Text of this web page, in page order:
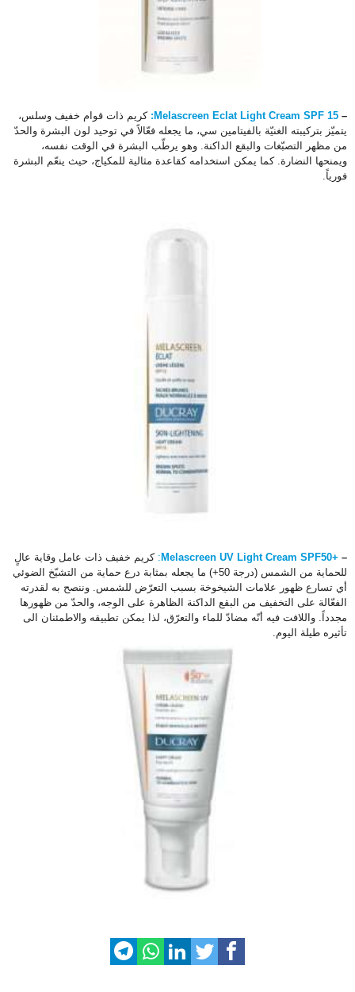
–
كريم ذات قوام خفيف وسلس،
يتميّز بتركيبته الغنيّة بالفيتامين سي، ما يجعله فعّالاً في توحيد لون البشرة والحدّ
من مظهر التصبّغات والبقع الداكنة. وهو يرطّب البشرة في الوقت نفسه،
ويمنحها النضارة. كما يمكن استخدامه كقاعدة مثالية للمكياج، حيث ينعّم البشرة
فورياً.
–
+
Melascreen UV Light Cream SPF50
: كريم خفيف ذات عامل وقاية عالٍ
للحماية من الشمس (درجة 50+) ما يجعله بمثابة درع حماية من التشيّخ الضوئي
أي تسارع ظهور علامات الشيخوخة بسبب التعرّض للشمس. وننصح به لقدرته
الفعّالة على التخفيف من البقع الداكنة الظاهرة على الوجه، والحدّ من ظهورها
مجدداً. واللافت فيه أنّه مضادّ للماء والتعرّق، لذا يمكن تطبيقه والاطمئنان الى
تأثيره طيلة اليوم.